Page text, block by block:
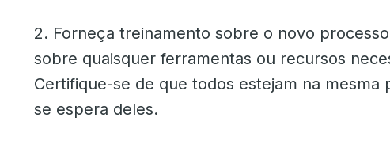
2. Forneça treinamento sobre o novo
sobre quaisquer ferramentas ou recursos
Certifique-se de que todos estejam na mesma
se espera deles.